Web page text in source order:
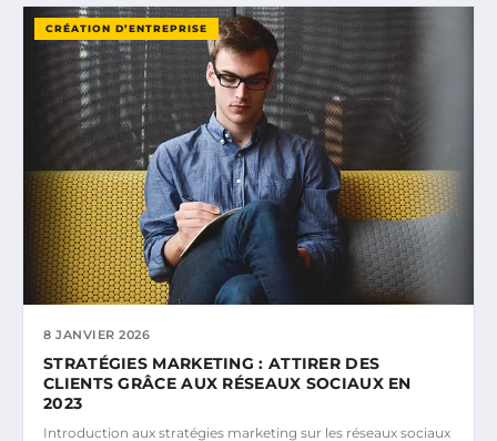
CRÉATION D’ENTREPRISE
8 JANVIER 2026
STRATÉGIES MARKETING : ATTIRER DES
CLIENTS GRÂCE AUX RÉSEAUX SOCIAUX EN
2023
Introduction aux stratégies marketing sur les réseaux sociaux